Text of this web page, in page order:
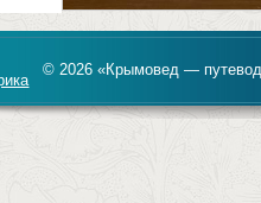
© 2026 «Крымовед —